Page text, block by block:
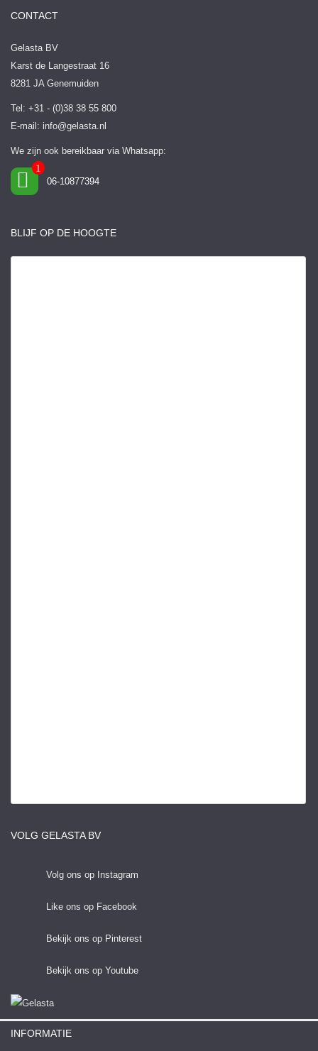
CONTACT
Gelasta BV
Karst de Langestraat 16
8281 JA Genemuiden
Tel: +31 - (0)38 38 55 800
E-mail: info@gelasta.nl
We zijn ook bereikbaar via Whatsapp:
06-10877394
BLIJF OP DE HOOGTE
VOLG GELASTA BV
Volg ons op Instagram
Like ons op Facebook
Bekijk ons op Pinterest
Bekijk ons op Youtube
INFORMATIE